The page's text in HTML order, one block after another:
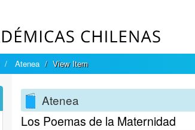
Atenea View Item
Atenea
Los Poemas de la Maternidad